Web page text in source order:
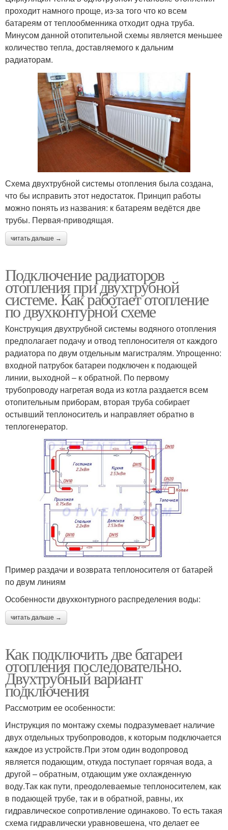
проходит намного проще, из-за того что ко всем
батареям от теплообменника отходит одна труба.
Минусом данной отопительной схемы является меньшее
количество тепла, доставляемого к дальним
радиаторам.
Схема двухтрубной системы отопления была создана,
что бы исправить этот недостаток. Принцип работы
можно понять из названия: к батареям ведётся две
трубы. Первая-приводящая.
читать дальше →
Подключение радиаторов
отопления при двухтрубной
системе. Как работает отопление
по двухконтурной схеме
Конструкция двухтрубной системы водяного отопления
предполагает подачу и отвод теплоносителя от каждого
радиатора по двум отдельным магистралям. Упрощенно:
входной патрубок батареи подключен к подающей
линии, выходной – к обратной. По первому
трубопроводу нагретая вода из котла раздается всем
отопительным приборам, вторая труба собирает
остывший теплоноситель и направляет обратно в
теплогенератор.
Пример раздачи и возврата теплоносителя от батарей
по двум линиям
Особенности двухконтурного распределения воды:
читать дальше →
Как подключить две батареи
отопления последовательно.
Двухтрубный вариант
подключения
Рассмотрим ее особенности:
Инструкция по монтажу схемы подразумевает наличие
двух отдельных трубопроводов, к которым подключается
каждое из устройств.При этом один водопровод
является подающим, откуда поступает горячая вода, а
другой – обратным, отдающим уже охлажденную
воду.Так как пути, преодолеваемые теплоносителем, как
в подающей трубе, так и в обратной, равны, их
гидравлическое сопротивление одинаково. То есть такая
схема гидравлически уравновешена, что делает ее